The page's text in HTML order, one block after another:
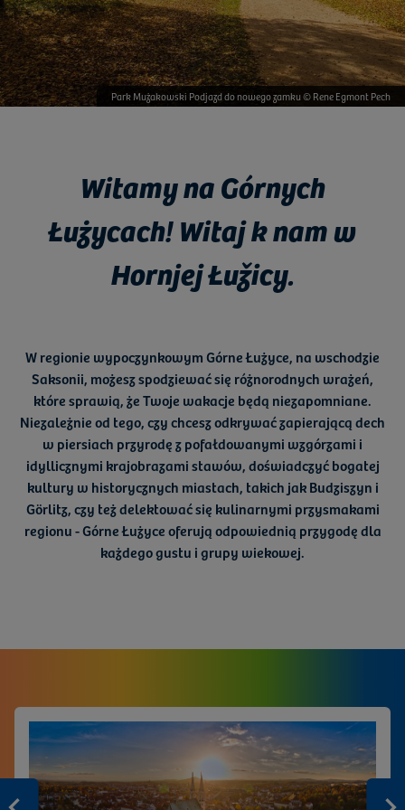
Park Mużakowski Podjazd do nowego zamku © Rene Egmont Pech
Witamy na Górnych
Łużycach! Witaj k nam w
Hornjej Łužicy.
Wregionie wypoczynkowym Górne Łużyce, na wschodzie
Saksonii, możesz spodziewać się różnorodnych wrażeń,
które sprawią, że Twoje wakacje będą niezapomniane.
Niezależnie od tego, czy chcesz odkrywaćzapierającą dech
w piersiach przyrodęz pofałdowanymi wzgórzami i
idyllicznymi krajobrazami stawów, doświadczyćbogatej
kultury w historycznych miastach, takich jak Budziszyn i
Görlitz, czy też delektować się kulinarnymi przysmakami
regionu - Górne Łużyce oferują odpowiednią przygodę dla
każdego gustu i grupy wiekowej.
Zurück